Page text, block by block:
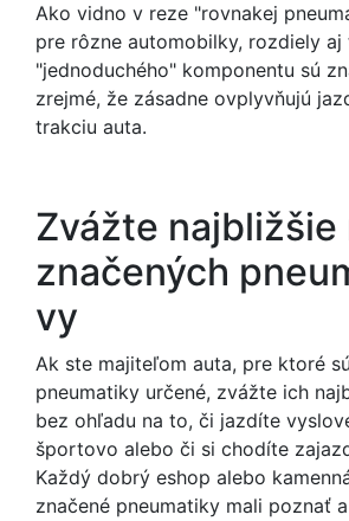
Ako vidno v reze "rovnakej
pre rôzne automobilky, rozdiely aj
"jednoduchého" komponentu sú
zrejmé, že zásadne ovplyvňujú
trakciu auta.
Zvážte najbližšie
značených
vy
Ak ste majiteľom auta, pre ktoré
pneumatiky určené, zvážte ich
bez ohľadu na to, či jazdíte
športovo alebo či si chodíte
Každý dobrý eshop alebo
značené pneumatiky mali poznať